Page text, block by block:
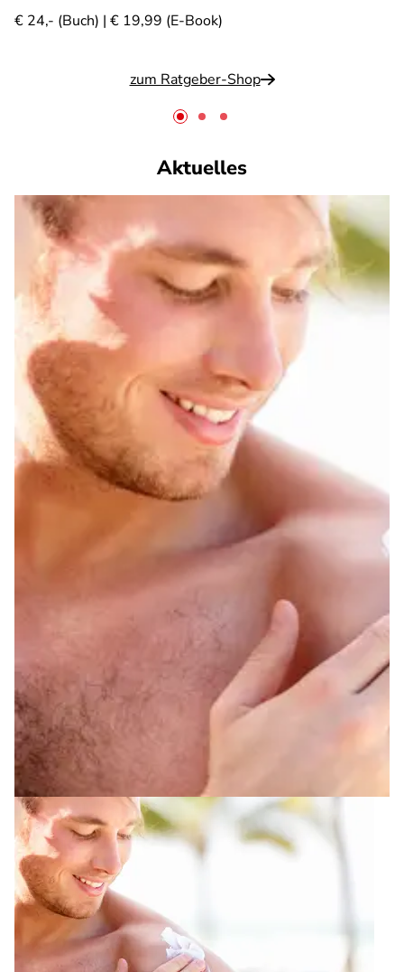
€ 24,- (Buch) | € 19,99 (E-Book)
zum Ratgeber-Shop
Aktuelles